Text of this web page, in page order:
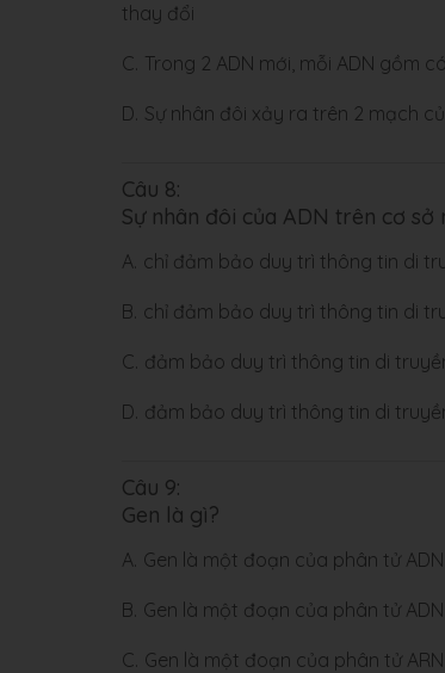
thay đổi
C. Trong 2 ADN mới, mỗi ADN gồm
D. Sự nhân đôi xảy ra trên 2 mạch
Câu 8:
Sự nhân đôi của ADN trên cơ
A. chỉ đảm bảo duy trì thông tin di
B. chỉ đảm bảo duy trì thông tin di
C. đảm bảo duy trì thông tin di
D. đảm bảo duy trì thông tin di
Câu 9:
Gen là gì?
A. Gen là một đoạn của phân tử
B. Gen là một đoạn của phân tử
C. Gen là một đoạn của phân tử